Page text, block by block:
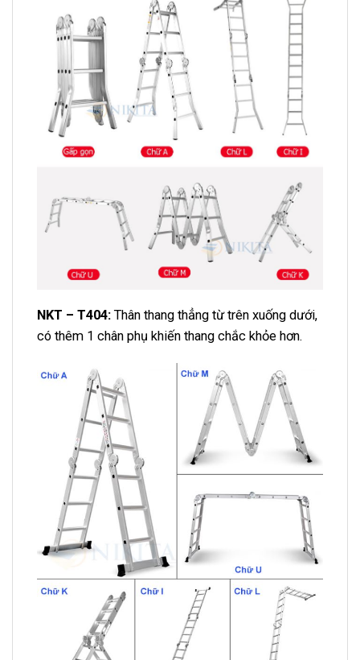
NKT – T404:Thân thang thẳng từ trên xuống dưới,
có thêm 1 chân phụ khiến thang chắc khỏe hơn.